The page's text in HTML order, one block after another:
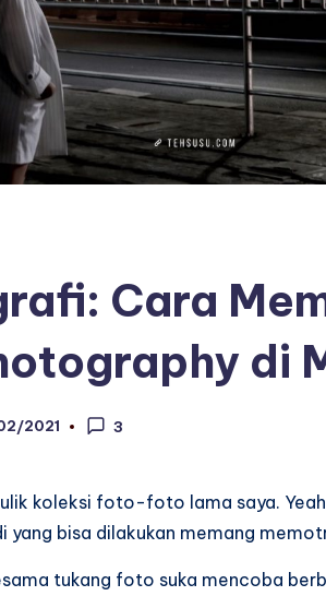
Cara
di
2021 3
koleksi foto-foto lama saya.
yang bisa dilakukan memang
tukang foto suka mencoba